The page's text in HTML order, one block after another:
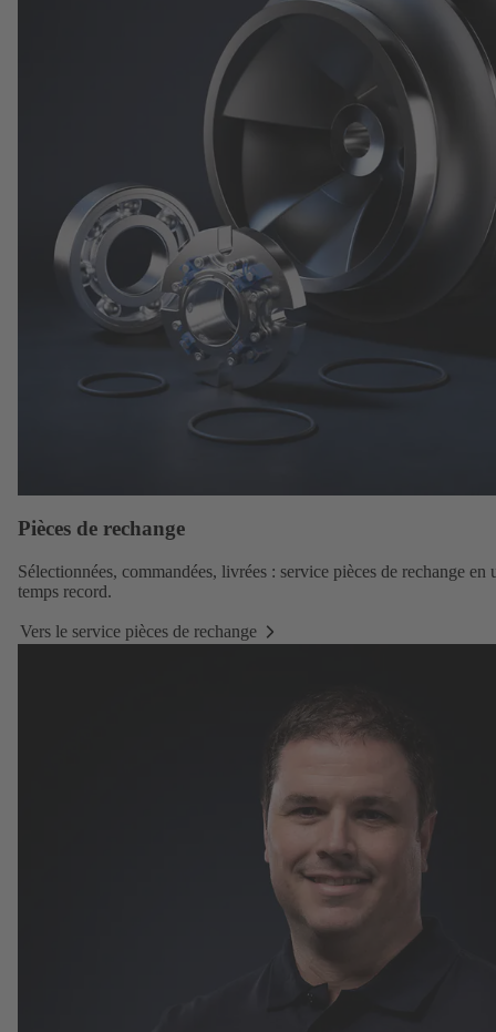
Pièces de rechange
Sélectionnées, commandées, livrées : service pièces de rechange en
temps record.
Vers le service pièces de rechange
Vers
rechange